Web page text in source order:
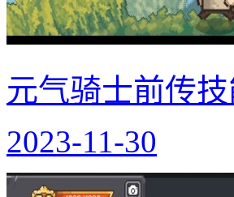
元气骑士前传
2023-11-30